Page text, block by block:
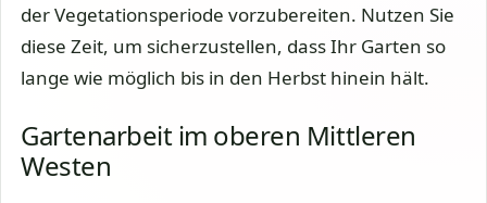
der Vegetationsperiode vorzubereiten. Nutzen Sie
diese Zeit, um sicherzustellen, dass Ihr Garten so
lange wie möglich bis in den Herbst hinein hält.
Gartenarbeit im oberen Mittleren
Westen